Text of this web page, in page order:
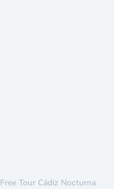
Free Tour Cádiz Nocturna